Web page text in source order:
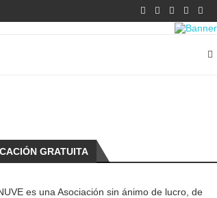
GRATUITA
es una Asociación sin ánimo de lucro, de